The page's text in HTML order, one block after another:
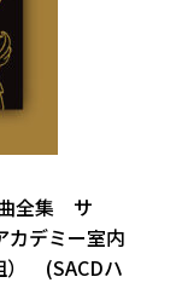
曲全集 サ
カデミー室内
） (SACDハ